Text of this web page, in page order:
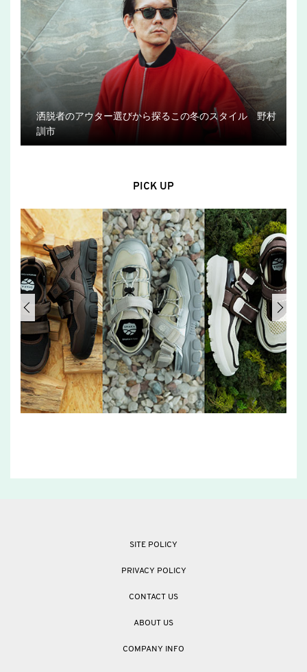
洒脱者のアウター選びから探るこの冬のスタイル 野村
訓市
PICK UP
SITE POLICY
PRIVACY POLICY
CONTACT US
ABOUT US
COMPANY INFO